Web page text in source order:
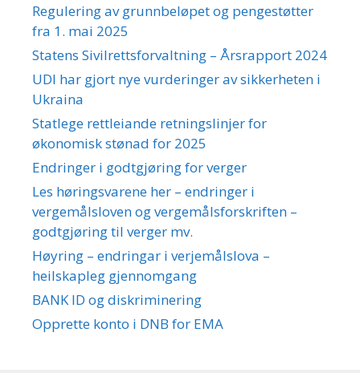
Regulering av grunnbeløpet og pengestøtter
fra 1. mai 2025
Statens Sivilrettsforvaltning – Årsrapport 2024
UDI har gjort nye vurderinger av sikkerheten i
Ukraina
Statlege rettleiande retningslinjer for
økonomisk stønad for 2025
Endringer i godtgjøring for verger
Les høringsvarene her – endringer i
vergemålsloven og vergemålsforskriften –
godtgjøring til verger mv.
Høyring – endringar i verjemålslova –
heilskapleg gjennomgang
BANK ID og diskriminering
Opprette konto i DNB for EMA